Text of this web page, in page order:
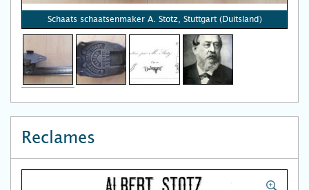
Schaats schaatsenmaker A. Stotz, Stuttgart (Duitsland)
Reclames